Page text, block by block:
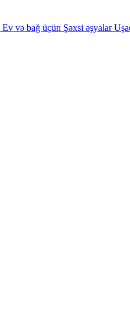
Ev və bağ üçün Şəxsi əşyalar